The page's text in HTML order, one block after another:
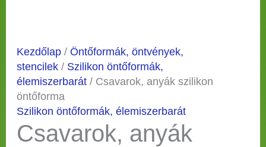
Kezdőlap/ Öntőformák, öntvények,
stencilek/ Szilikon öntőformák,
élemiszerbarát/ Csavarok, anyák szilikon
öntőforma
Szilikon öntőformák, élemiszerbarát
Csavarok, anyák